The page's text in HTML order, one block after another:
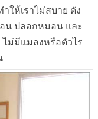
ให้เราไม่สบาย ดัง
น ปลอกหมอน และ
ไม่มีแมลงหรือตัวไร